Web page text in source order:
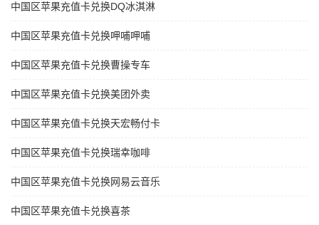
中国区苹果充值卡兑换DQ冰淇淋
中国区苹果充值卡兑换呷哺呷哺
中国区苹果充值卡兑换曹操专车
中国区苹果充值卡兑换美团外卖
中国区苹果充值卡兑换天宏畅付卡
中国区苹果充值卡兑换瑞幸咖啡
中国区苹果充值卡兑换网易云音乐
中国区苹果充值卡兑换喜茶